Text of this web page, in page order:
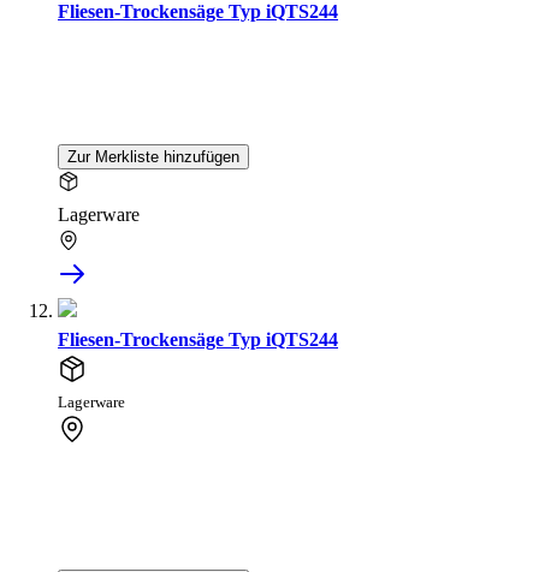
Fliesen-Trockensäge Typ iQTS244
Zur Merkliste hinzufügen
Lagerware
Fliesen-Trockensäge Typ iQTS244
Lagerware